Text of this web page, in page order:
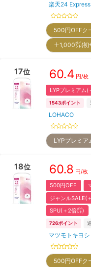
楽天24
500円OFFク
＋1,000㌽(
17位 60.4 円/枚
LYPプレミアム(
1543ポイント
LOHACO
LYPプレミ
18位 60.8 円/枚
500円OFF
ジャンルSALE(
SPU(＋2倍㌽)
726ポイント
マツモトキヨ
500円OFFク